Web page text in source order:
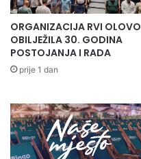
ORGANIZACIJA RVI OLOVO
OBILJEŽILA 30. GODINA
POSTOJANJA I RADA
prije 1 dan